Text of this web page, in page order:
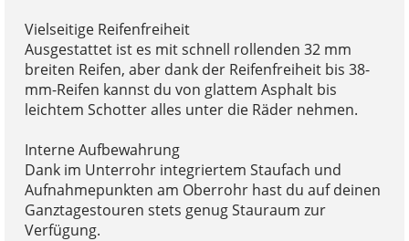
Vielseitige Reifenfreiheit
Ausgestattet ist es mit schnell rollenden 32 mm
breiten Reifen, aber dank der Reifenfreiheit bis 38-
mm-Reifen kannst du von glattem Asphalt bis
leichtem Schotter alles unter die Räder nehmen.
Interne Aufbewahrung
Dank im Unterrohr integriertem Staufach und
Aufnahmepunkten am Oberrohr hast du auf deinen
Ganztagestouren stets genug Stauraum zur
Verfügung.